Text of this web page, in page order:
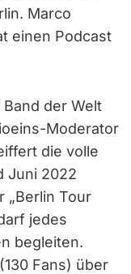
Marco
einen Podcast
der Welt
Moderator
die volle
Juni 2022
„Berlin Tour
jedes
begleiten.
Fans) über